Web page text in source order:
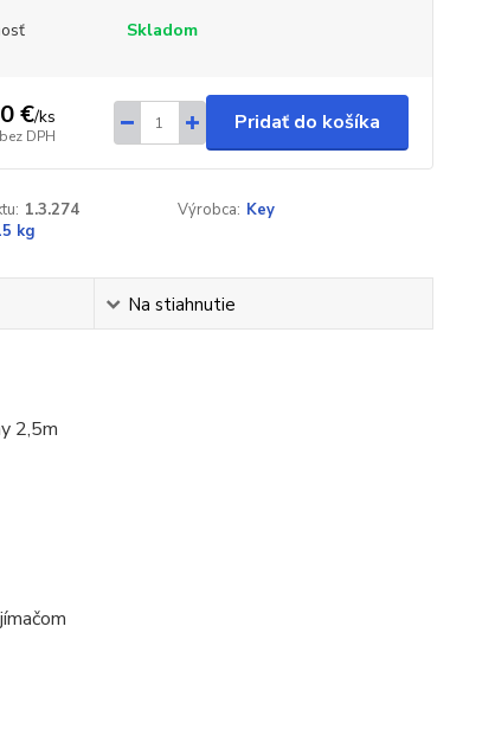
Skladom
€/ks
bez DPH
Pridať do košíka
1.3.274 Výrobca: Key
kg
Na stiahnutie
2,5m